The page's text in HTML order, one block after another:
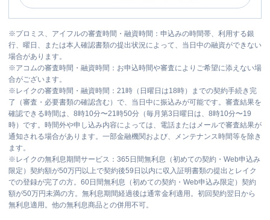
※プロミス、アイフルの審査時間・融資時間：申込みの時間帯、利用する銀
行、曜日、または本人確認書類の提出状況によって、当日中の融資ができない
場合があります。
※アコムの審査時間・融資時間：お申込時間や審査によりご希望に添えない場
合がございます。
※ レイクの審査時間・融資時間：21時（日曜日は18時）までの契約手続き完
了（審査・必要書類の確認含む）で、当日中に振込みが可能です。審査結果を
確認できる時間は、8時10分〜21時50分（毎月第3日曜日は、8時10分〜19
時）です。時間外や申し込み内容によっては、電話またはメールで審査結果が
通知される場合があります。一部金融機関および、メンテナンス時間等を除き
ます。
※ レイクの無利息期間サービス：365日間無利息（初めての契約・Web申込み
限定）契約額が50万円以上で契約後59日以内に収入証明書類の提出とレイク
での登録が完了の方。60日間無利息（初めての契約・Web申込み限定）契約
額が50万円未満の方。無利息期間経過後は通常金利適用。初回契約翌日から
無利息適用。他の無利息商品との併用不可。